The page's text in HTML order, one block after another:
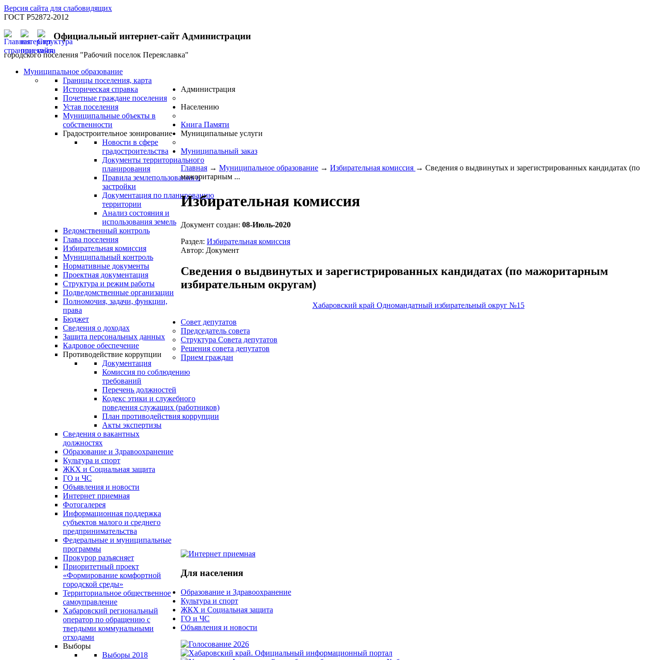
Версия сайта для слабовидящих
ГОСТ Р52872-2012
Официальный интернет-сайт Администрации
городского поселения "Рабочий поселок Переяславка"
Муниципальное образование
Границы поселения, карта
Историческая справка
Почетные граждане поселения
Устав поселения
Муниципальные объекты в
собственности
Градостроительное зонирование
Новости в сфере
градостроительства
Документы территориального
планирования
Правила землепользования и
застройки
Документация по планированию
территории
Анализ состояния и
использования земель
Ведомственный контроль
Глава поселения
Избирательная комиссия
Муниципальный контроль
Администрация
Нормативные документы
Проектная документация
Структура и режим работы
Подведомственные организации
Полномочия, задачи, функции,
права
Бюджет
Сведения о доходах
Защита персональных данных
Кадровое обеспечение
Противодействие коррупции
Документация
Комиссия по соблюдению
требований
Перечень должностей
Кодекс этики и служебного
поведения служащих (работников)
План противодействия коррупции
Акты экспертизы
Сведения о вакантных
должностях
Населению
Образование и Здравоохранение
Культура и спорт
ЖКХ и Социальная защита
ГО и ЧС
Объявления и новости
Интернет приемная
Фотогалерея
Информационная поддержка
субъектов малого и среднего
предпринимательства
Федеральные и муниципальные
программы
Прокурор разъясняет
Приоритетный проект
«Формирование комфортной
городской среды»
Территориальное общественное
самоуправление
Хабаровский региональный
оператор по обращению с
твердыми коммунальными
отходами
Выборы
Выборы 2018
Книга Памяти
Муниципальные услуги
Муниципальный заказ
Главная → Муниципальное образование → Избирательная комиссия → Сведения о выдвинутых и зарегистрированных кандидатах (по
мажоритарным ...
Избирательная комиссия
Документ создан: 08-Июль-2020
Раздел: Избирательная комиссия
Автор: Документ
Сведения о выдвинутых и зарегистрированных кандидатах (по мажоритарным
избирательным округам)
Хабаровский край Одномандатный избирательный округ №15
Совет депутатов
Председатель совета
Структура Совета депутатов
Решения совета депутатов
Прием граждан
Для населения
Образование и Здравоохранение
Культура и спорт
ЖКХ и Социальная защита
ГО и ЧС
Объявления и новости